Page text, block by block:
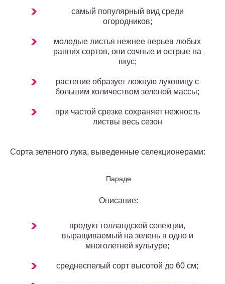
самый популярный вид среди
огородников;
молодые листья нежнее перьев любых
ранних сортов, они сочные и острые на
вкус;
растение образует ложную луковицу с
большим количеством зеленой массы;
при частой срезке сохраняет нежность
листвы весь сезон
Сорта зеленого лука, выведенные селекционерами:
Параде
Описание:
продукт голландской селекции,
выращиваемый на зелень в одно и
многолетней культуре;
среднеспелый сорт высотой до 60 см;